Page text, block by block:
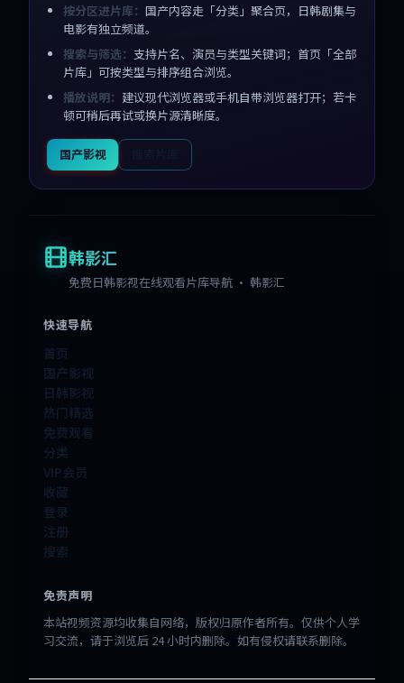
按分区进片库： 国产内容走「分类」聚合页，日韩剧集与
电影有独立频道。
搜索与筛选： 支持片名、演员与类型关键词；首页「全部
片库」可按类型与排序组合浏览。
播放说明： 建议现代浏览器或手机自带浏览器打开；若卡
顿可稍后再试或换片源清晰度。
国产影视
韩影汇
免费日韩影视在线观看片库导航 · 韩影汇
快速导航
首页
国产影视
日韩影视
热门精选
免费观看
分类
VIP会员
收藏
登录
注册
搜索
免责声明
本站视频资源均收集自网络，版权归原作者所有。仅供个人学
习交流，请于浏览后 24 小时内删除。如有侵权请联系删除。